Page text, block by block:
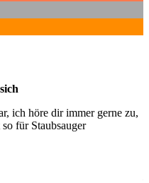
ich höre dir immer gerne zu,
für Staubsauger